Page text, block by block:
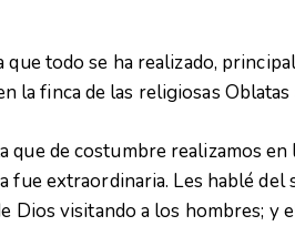
que todo se ha realizado,
la finca de las religiosas
que de costumbre realizamos
fue extraordinaria. Les hablé
Dios visitando a los hombres; y